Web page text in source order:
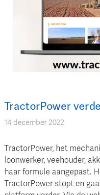
TractorPower
14 december 2022
TractorPower, het
loonwerker, veehouder,
haar formule aangepast.
TractorPower stopt en